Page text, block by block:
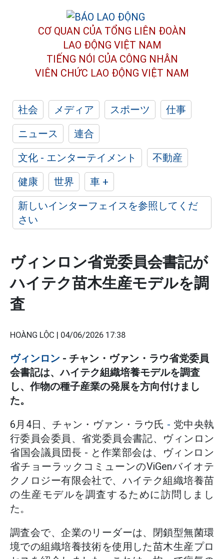
CƠ QUAN CỦA TỔNG LIÊN ĐOÀN
LAO ĐỘNG VIỆT NAM
TIẾNG NÓI CỦA CÔNG NHÂN
VIÊN CHỨC LAO ĐỘNG VIỆT NAM
社会 メディア スポーツ
仕事
ニュース
連合
文化 - エンターテイメント
不動産
健康
世界
車 +
新しいインターフェイスを参照してくだ
さい
ヴィンロン省党委員会書記が
ハイテク苗木生産モデルを調
査
HOÀNG LỘC | 04/06/2026 17:38
ヴィンロン - チャン・ヴァン・ラウ省党委員
会書記は、ハイテク組織培養モデルを調査
し、作物の種子産業の発展を方向付けまし
た。
6月4日、チャン・ヴァン・ラウ氏 - 党中央執
行委員会委員、省党委員会書記、ヴィンロン
省国会議員団長 - と作業部会は、ヴィンロン
省チョーラックコミューンのViGenバイオテ
クノロジー有限会社で、ハイテク組織培養苗
の生産モデルを調査するために訪問しまし
た。
調査会で、企業のリーダーは、閉鎖型無菌環
境での組織培養技術を使用した苗木生産プロ